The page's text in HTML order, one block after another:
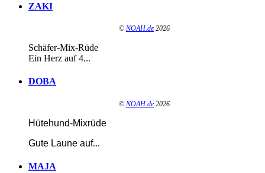
ZAKI
© NOAH.de 2026
Schäfer-Mix-Rüde
Ein Herz auf 4...
DOBA
© NOAH.de 2026
Hütehund-Mixrüde
Gute Laune auf...
MAJA